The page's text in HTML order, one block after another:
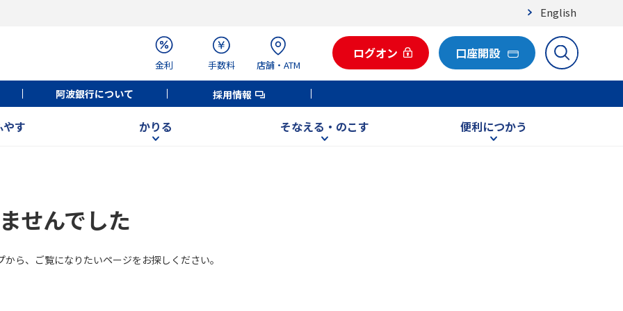
English
金利 手数料 店舗・ATM
ログオン 口座開設
阿波銀行について 採用情報
す かりる そなえる・のこす 便利につかう
せんでした
ら、ご覧になりたいページをお探しください。